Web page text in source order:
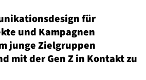
für
und Kampagnen
junge Zielgruppen
mit der Gen Z in Kontakt zu